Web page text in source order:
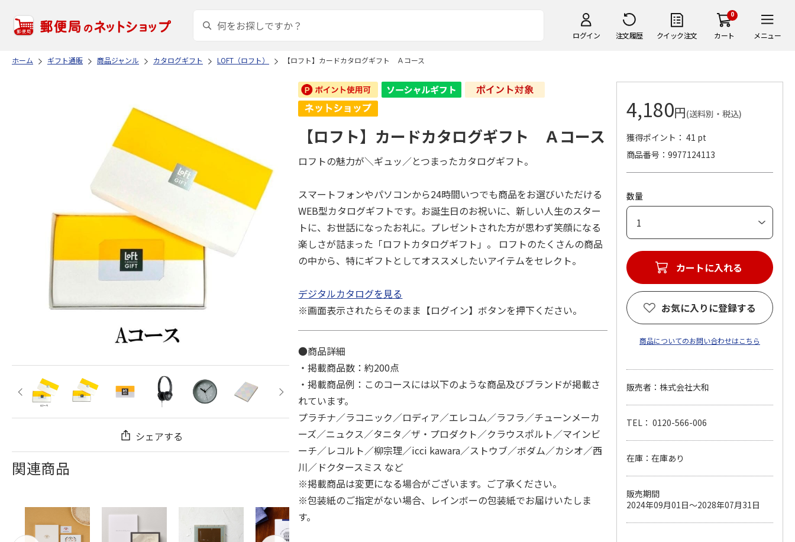
ログイン 注文履歴 クイック注文
0
カート メニュー
ホーム ギフト通販 商品ジャンル カタログギフト LOFT（ロフト） 【ロフト】カードカタログギフト Ａコース
シェアする
関連商品
【ロフト】カードカタログギフト Ａコース
ロフトの魅力が＼ギュッ／とつまったカタログギフト。
スマートフォンやパソコンから24時間いつでも商品をお選びいただける
WEB型カタログギフトです。お誕生日のお祝いに、新しい人生のスター
トに、お世話になったお礼に。プレゼントされた方が思わず笑顔になる
楽しさが詰まった「ロフトカタログギフト」。 ロフトのたくさんの商品
の中から、特にギフトとしてオススメしたいアイテムをセレクト。
デジタルカタログを見る
※画面表示されたらそのまま【ログイン】ボタンを押下ください。
●商品詳細
・掲載商品数：約200点
・掲載商品例：このコースには以下のような商品及びブランドが掲載さ
れています。
プラチナ／ラコニック／ロディア／エレコム／ラフラ／チューンメーカ
ーズ／ニュクス／タニタ／ザ・プロダクト／クラウスポルト／マインビ
ーチ／レコルト／柳宗理／icci kawara／ストウブ／ボダム／カシオ／西
川／ドクタースミス など
※掲載商品は変更になる場合がございます。ご了承ください。
※包装紙のご指定がない場合、レインボーの包装紙でお届けいたしま
す。
4,180円(送料別・税込)
獲得ポイント： 41 pt
商品番号
9977124113
数量
カートに入れる
お気に入りに登録する
商品についてのお問い合わせはこちら
販売者：株式会社大和
TEL： 0120-566-006
在庫：在庫あり
販売期間
2024年09月01日～2028年07月31日